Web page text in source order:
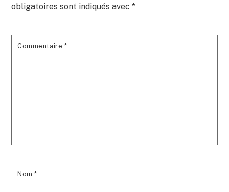
obligatoires sont indiqués avec*
Commentaire *
Nom*